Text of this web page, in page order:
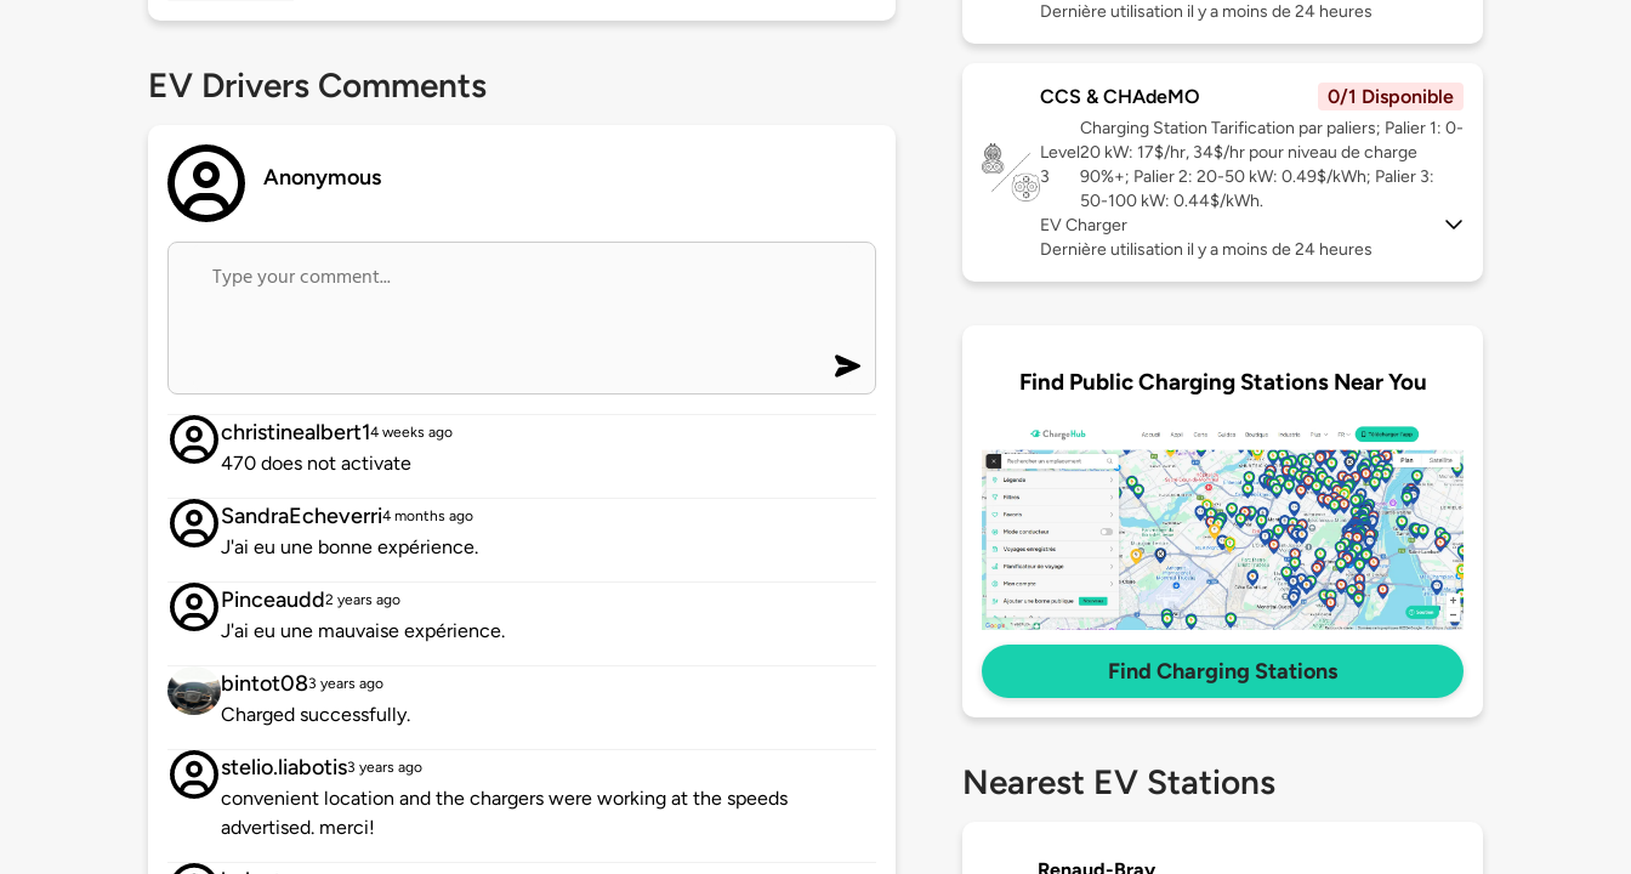
EV Drivers Comments
Anonymous
christinealbert14 weeks ago
470 does not activate
SandraEcheverri4 months ago
J'ai eu une bonne expérience.
Pinceaudd2 years ago
J'ai eu une mauvaise expérience.
bintot083 years ago
Charged successfully.
stelio.liabotis3 years ago
convenient location and the chargers were working at the speeds
advertised. merci!
Dernière utilisation il y a moins de 24 heures
CCS & CHAdeMO 0/1 Disponible
Level
3
Charging Station Tarification par paliers; Palier 1: 0-
20 kW: 17$/hr, 34$/hr pour niveau de charge
90%+; Palier 2: 20-50 kW: 0.49$/kWh; Palier 3:
50-100 kW: 0.44$/kWh.
EV Charger
Dernière utilisation il y a moins de 24 heures
Find Public Charging Stations Near You
Find Charging Stations
Nearest EV Stations
Renaud-Bray